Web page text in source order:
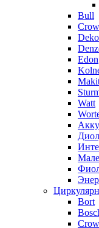
Bull
Deko
Edon
Watt
Bort